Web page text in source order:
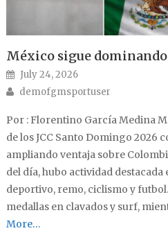
México sigue
Posted on
July 24, 2026
Author
demofgmsportuser
Por : Florentino García Medina
de los JCC Santo Domingo 2026
ampliando ventaja sobre
del día, hubo actividad destacada
deportivo, remo, ciclismo y
medallas en clavados y surf,
More…